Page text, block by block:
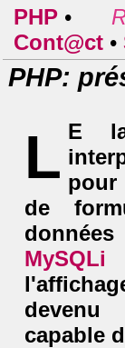
PHP •
Cont@ct •
PHP:
L E
de
MySQLi
capable